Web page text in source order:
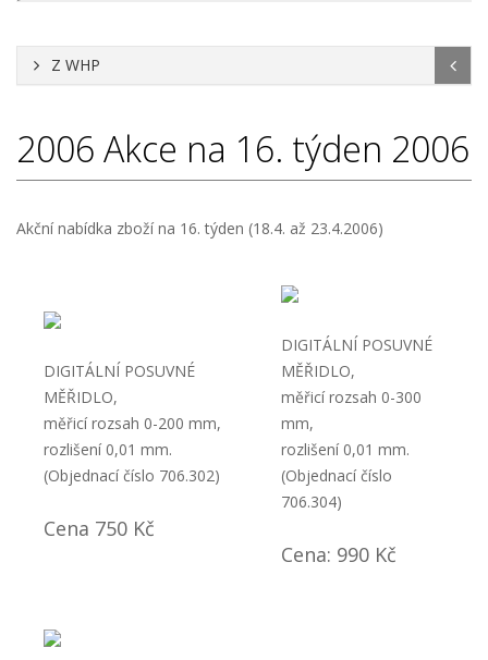
Z WHP
2006 Akce na 16. týden 2006
Akční nabídka zboží na 16. týden (18.4. až 23.4.2006)
DIGITÁLNÍ POSUVNÉ
MĚŘIDLO,
měřicí rozsah 0-200 mm,
rozlišení 0,01 mm.
(Objednací číslo 706.302)
Cena 750 Kč
DIGITÁLNÍ POSUVNÉ
MĚŘIDLO,
měřicí rozsah 0-300
mm,
rozlišení 0,01 mm.
(Objednací číslo
706.304)
Cena: 990 Kč